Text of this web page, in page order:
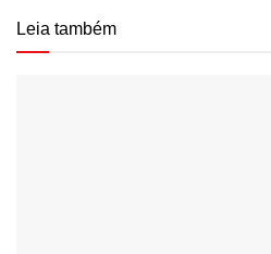
Leia também